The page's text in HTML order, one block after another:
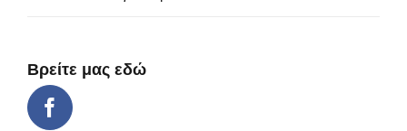
Βρείτε μας εδώ